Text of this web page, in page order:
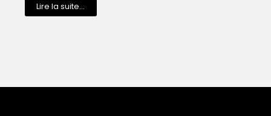
Lire la suite...